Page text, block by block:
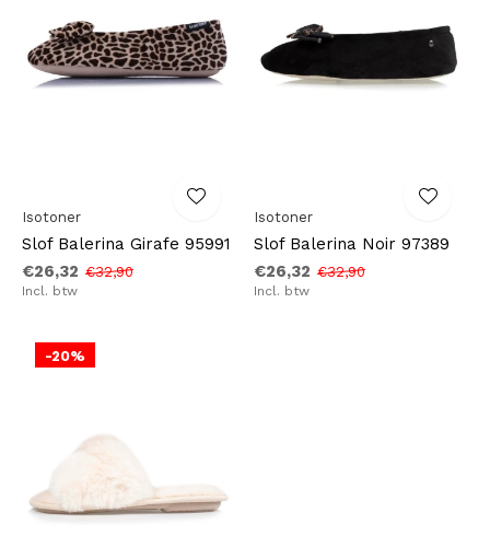
Isotoner
Slof Balerina Girafe 95991
€26,32 €32,90
Incl. btw
Isotoner
Slof Balerina Noir 97389
€26,32 €32,90
Incl. btw
-20%